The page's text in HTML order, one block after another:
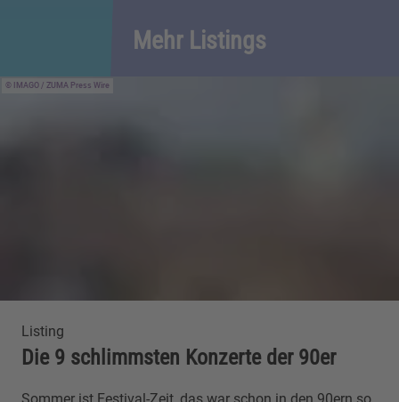
Mehr Listings
IMAGO / ZUMA Press Wire
Listing
Die 9 schlimmsten Konzerte der 90er
Sommer ist Festival-Zeit, das war schon in den 90ern so.